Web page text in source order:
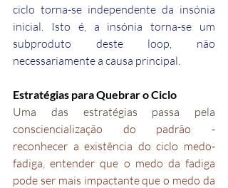
ciclo torna-se independente da insónia
inicial. Isto é, a insónia torna-se um
subproduto deste loop, não
necessariamente a causa principal.
Estratégias para Quebrar o Ciclo
consciencialização do padrão -
reconhecer a existência do ciclo medo-
fadiga, entender que o medo da fadiga
pode ser mais impactante que o medo da